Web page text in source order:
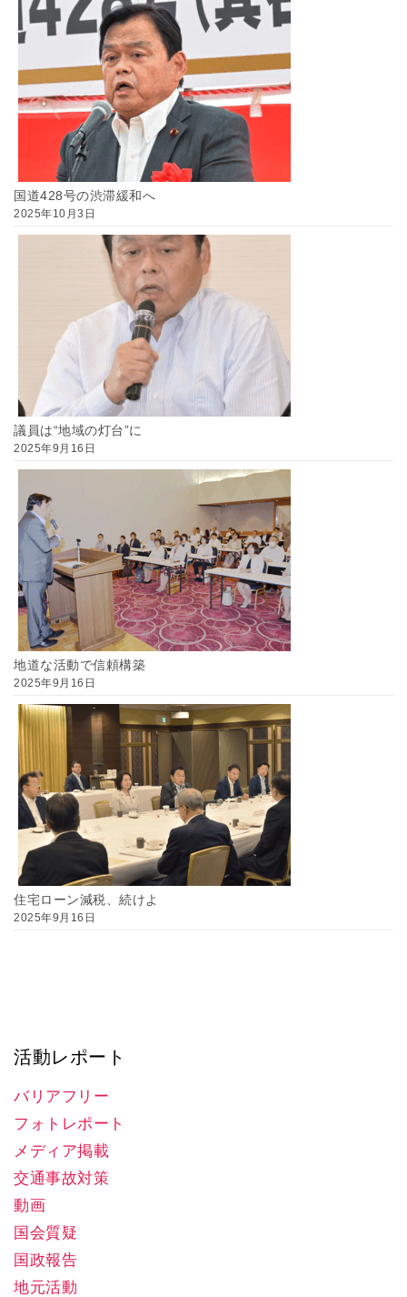
国道428号の渋滞緩和へ
2025年10月3日
議員は“地域の灯台”に
2025年9月16日
地道な活動で信頼構築
2025年9月16日
住宅ローン減税、続けよ
2025年9月16日
活動レポート
バリアフリー
フォトレポート
メディア掲載
交通事故対策
動画
国会質疑
国政報告
地元活動